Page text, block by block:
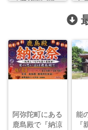
『遊び文字講
ト
絶
阿弥陀町にある
鹿島殿で『納涼
能